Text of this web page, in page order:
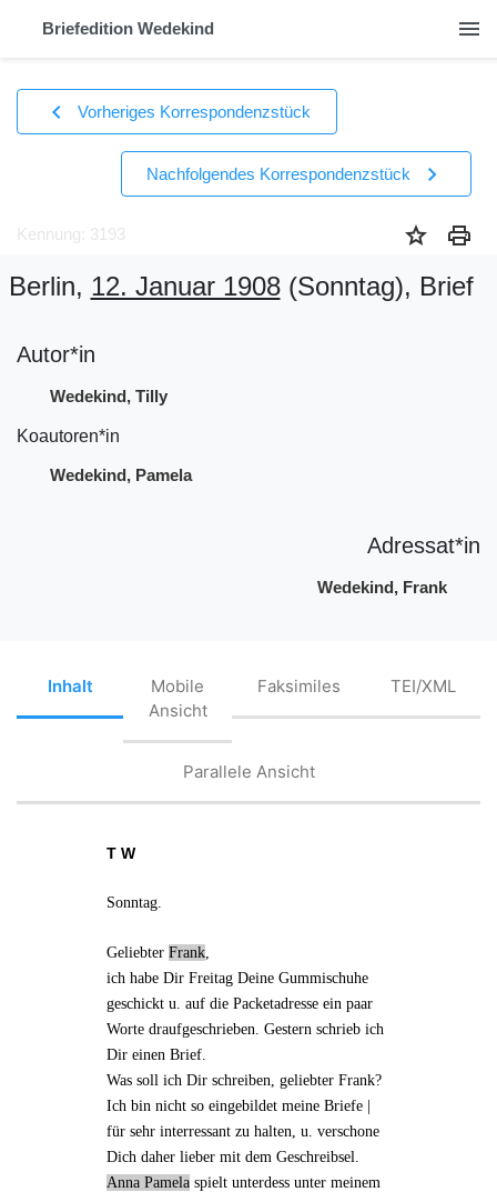
Briefedition Wedekind menu
chevron_left Vorheriges Korrespondenzstück
Nachfolgendes Korrespondenzstück chevron_right
Kennung: 3193 star print
Berlin, 12. Januar 1908(Sonntag), Brief
Autor*in
Wedekind, Tilly
Koautoren*in
Wedekind, Pamela
Adressat*in
Wedekind, Frank
Inhalt
Mobile
Ansicht
Faksimiles TEI/XML
Parallele Ansicht
T W
Sonntag
GeliebterFrank
ich habe Dir Freitag Deine Gummischuhe
geschickt u. auf die Packetadresseein paar
Worte draufgeschrieben . Gestern schrieb ich
Direinen Brief
Was soll ich Dir schreiben, geliebter Frank?
Ich bin nicht so eingebildet meine Briefe |
für sehrinterressant zu halten, u. verschone
Dich daher lieber mit dem Geschreibsel.
Anna Pamela spielt unterdess unter meinem